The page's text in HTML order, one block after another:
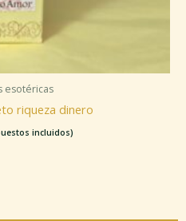
esotéricas
riqueza dinero
incluidos)